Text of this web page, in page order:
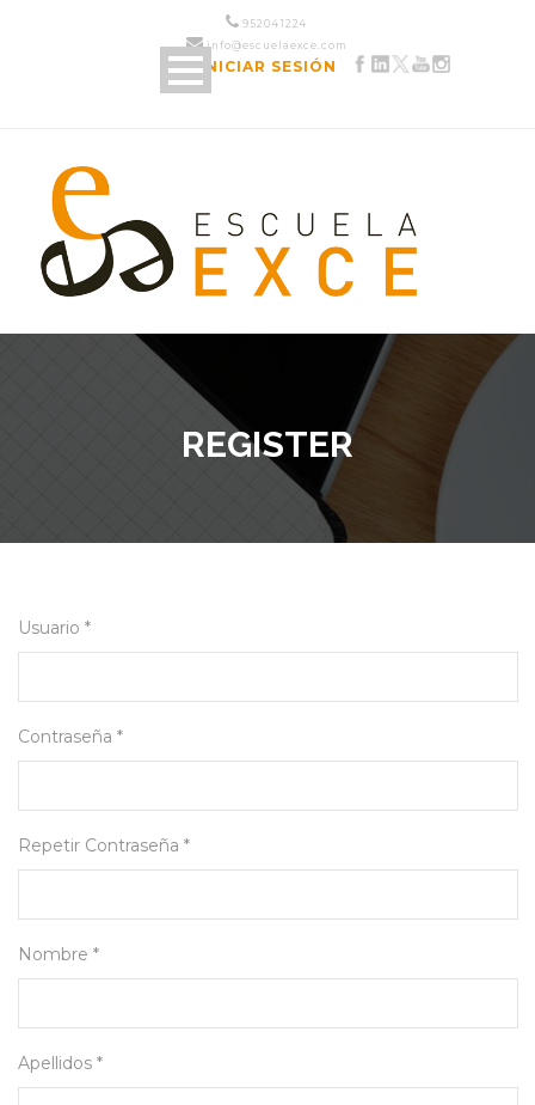
952 04 12 24
info@escuelaexce.com
INICIAR SESIÓN
REGISTER
Usuario *
Contraseña *
Repetir Contraseña *
Nombre *
Apellidos *